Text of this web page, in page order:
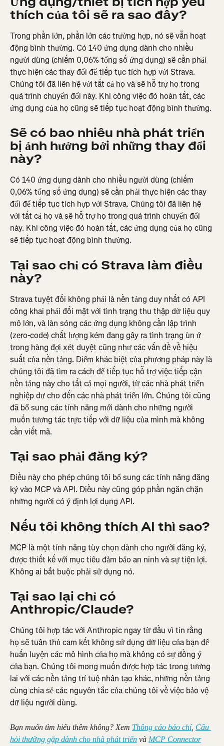
thích của tôi sẽ ra sao đây?
Trong phần lớn, phần lớn các trường hợp, nó sẽ vẫn hoạt
động bình thường. Có 140 ứng dụng dành cho nhiều
người dùng (chiếm 0,06% tổng số ứng dụng) sẽ cần phải
thực hiện các thay đổi để tiếp tục tích hợp với Strava.
Chúng tôi đã liên hệ với tất cả họ và sẽ hỗ trợ họ trong
quá trình chuyển đổi này. Khi công việc đó hoàn tất, các
ứng dụng của họ cũng sẽ tiếp tục hoạt động bình thường.
Sẽ có bao nhiêu nhà phát triển
bị ảnh hưởng bởi những thay đổi
này?
Có 140 ứng dụng dành cho nhiều người dùng (chiếm
0,06% tổng số ứng dụng) sẽ cần phải thực hiện các thay
đổi để tiếp tục tích hợp với Strava. Chúng tôi đã liên hệ
với tất cả họ và sẽ hỗ trợ họ trong quá trình chuyển đổi
này. Khi công việc đó hoàn tất, các ứng dụng của họ cũng
sẽ tiếp tục hoạt động bình thường.
Tại sao chỉ có Strava làm điều
này?
Strava tuyệt đối không phải là nền tảng duy nhất có API
công khai phải đối mặt với tình trạng thu thập dữ liệu quy
mô lớn, và làn sóng các ứng dụng không cần lập trình
(zero-code) chất lượng kém đang gây ra tình trạng ùn ứ
trong hàng đợi xét duyệt cũng như các vấn đề về hiệu
suất của nền tảng. Điểm khác biệt của phương pháp này là
chúng tôi đã tìm ra cách để tiếp tục hỗ trợ việc tiếp cận
nền tảng này cho tất cả mọi người, từ các nhà phát triển
nghiệp dư cho đến các nhà phát triển lớn. Chúng tôi cũng
đã bổ sung các tính năng mới dành cho những người
muốn tương tác trực tiếp với dữ liệu của mình mà không
cần viết mã.
Tại sao phải đăng ký?
Điều này cho phép chúng tôi bổ sung các tính năng đăng
ký vào MCP và API. Điều này cũng góp phần ngăn chặn
những người có ý định lợi dụng API.
Nếu tôi không thích AI thì sao?
MCP là một tính năng tùy chọn dành cho người đăng ký,
được thiết kế với mục tiêu đảm bảo an ninh và sự tiện lợi.
Không ai bắt buộc phải sử dụng nó.
Tại sao lại chỉ có
Anthropic/Claude?
Chúng tôi hợp tác với Anthropic ngay từ đầu vì tin rằng
họ sẽ tuân thủ cam kết không sử dụng dữ liệu của bạn để
huấn luyện các mô hình của họ mà không có sự đồng ý
của bạn. Chúng tôi mong muốn được hợp tác trong tương
lai với các nền tảng trí tuệ nhân tạo khác, những nền tảng
cùng chia sẻ các nguyên tắc của chúng tôi về việc bảo vệ
dữ liệu người dùng.
Bạn muốn tìm hiểu thêm không? Xem Thông cáo báo chí, Câu
hỏi thường gặp dành cho nhà phát triển và MCP Connector